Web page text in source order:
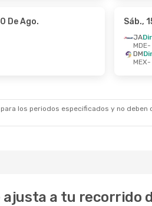
De Ago. Sáb.,
JA
MDE-
DM
MEX-
los periodos especificados y no
a tu recorrido